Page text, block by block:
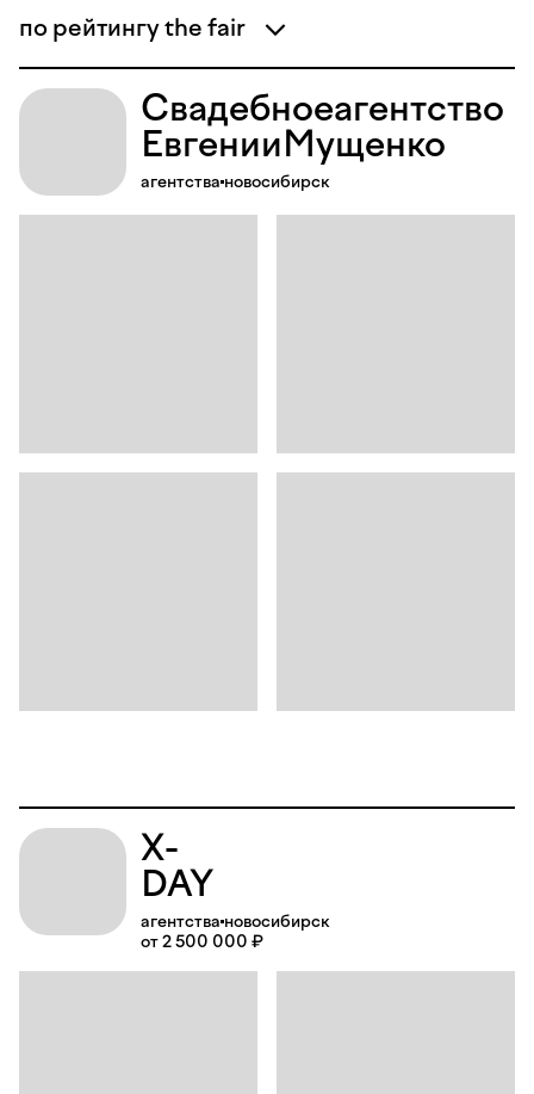
по рейтингу the fair
Свадебноеагентство
ЕвгенииМущенко
агентства новосибирск
X-
DAY
агентства новосибирск
от 2 500 000 ₽